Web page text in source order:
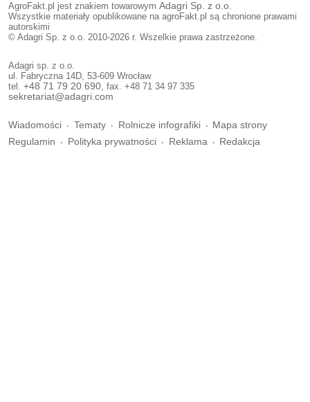
AgroFakt.pl jest znakiem towarowym Adagri Sp. z o.o.
Wszystkie materiały opublikowane na agroFakt.pl są chronione prawami
autorskimi
© Adagri Sp. z o.o. 2010-2026 r. Wszelkie prawa zastrzeżone.
Adagri sp. z o.o.
ul. Fabryczna 14D, 53-609 Wrocław
tel. +48 71 79 20 690 , fax. +48 71 34 97 335
sekretariat@adagri.com
Wiadomości Tematy Rolnicze infografiki
Mapa strony
Regulamin
Polityka prywatności Reklama Redakcja